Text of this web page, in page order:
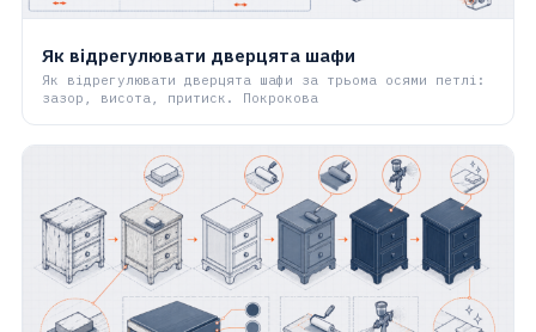
Як відрегулювати дверцята шафи
Як відрегулювати дверцята шафи за трьома осями петлі:
зазор, висота, притиск. Покрокова